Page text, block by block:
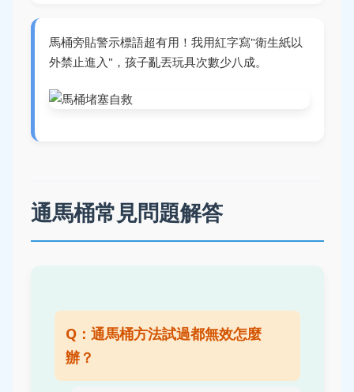
馬桶旁貼警示標語超有用！我用紅字寫"衛生紙以
外禁止進入"，孩子亂丟玩具次數少八成。
通馬桶常見問題解答
Q：通馬桶方法試過都無效怎麼
辦？